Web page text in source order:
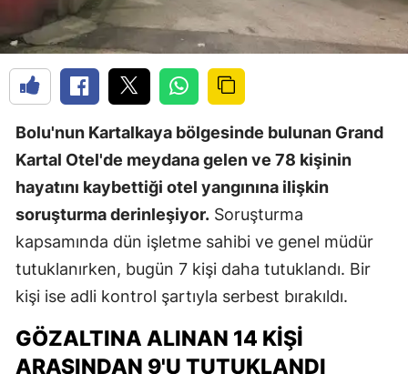
Bolu'nun Kartalkaya bölgesinde bulunan Grand
Kartal Otel'de meydana gelen ve 78 kişinin
hayatını kaybettiği otel yangınına ilişkin
soruşturma derinleşiyor. Soruşturma
kapsamında dün işletme sahibi ve genel müdür
tutuklanırken, bugün 7 kişi daha tutuklandı. Bir
kişi ise adli kontrol şartıyla serbest bırakıldı.
GÖZALTINA ALINAN 14 KIŞI
ARASINDAN 9'U TUTUKLANDI